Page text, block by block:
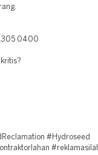
1305 0400
#Hydroseed